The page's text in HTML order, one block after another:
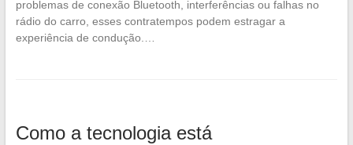
problemas de conexão Bluetooth, interferências ou falhas no
rádio do carro, esses contratempos podem estragar a
experiência de condução.…
Como a tecnologia está